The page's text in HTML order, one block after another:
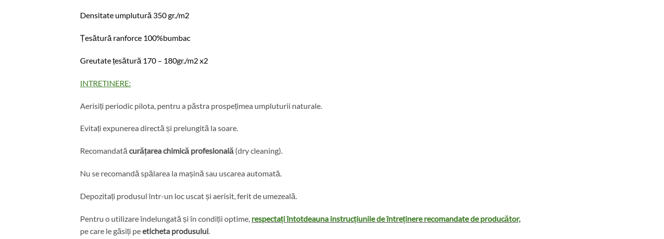
Densitate umplutură 350 gr./m2
Țesătură ranforce 100%bumbac
Greutate țesătură 170 – 180gr./m2 x2
INTRETINERE:
Aerisiți periodic pilota, pentru a păstra prospețimea umpluturii naturale.
Evitați expunerea directă și prelungită la soare.
Recomandată curățarea chimică profesională (dry cleaning).
Nu se recomandă spălarea la mașină sau uscarea automată.
Depozitați produsul într-un loc uscat și aerisit, ferit de umezeală.
Pentru o utilizare îndelungată și în condiții optime, respectați întotdeauna instrucțiunile de întreținere recomandate de producător,
pe care le găsiți peeticheta produsului